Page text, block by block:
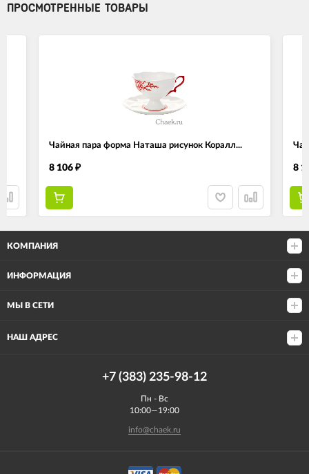
ПРОСМОТРЕННЫЕ ТОВАРЫ
Чайная пара форма Наташа рисунок Коралл...
8 106 ₽ 8
КОМПАНИЯ
ИНФОРМАЦИЯ
МЫ В СЕТИ
НАШ АДРЕС
+7 (383) 235-98-12
Пн - Вс
10:00—19:00
info@chaek.ru